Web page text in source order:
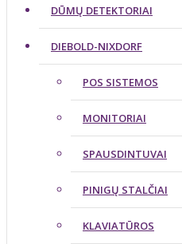
DŪMŲ DETEKTORIAI
DIEBOLD-NIXDORF
POS SISTEMOS
MONITORIAI
SPAUSDINTUVAI
PINIGŲ STALČIAI
KLAVIATŪROS